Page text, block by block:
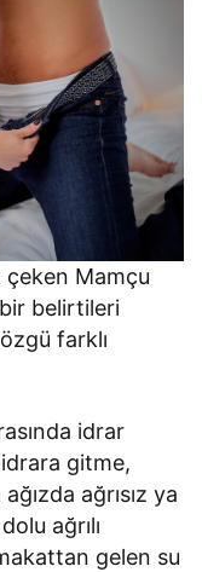
Mamçu
belirtileri
farklı
idrar
idrara gitme,
ağrısız ya
ağrılı
gelen su